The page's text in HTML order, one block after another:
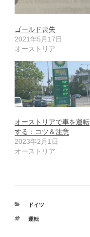
ゴールド喪失
2021年5月17日
オーストリア
オーストリアで車を運転
する：コツ＆注意
2023年2月1日
オーストリア
カ
ゴ
ドイツ
タ
運転